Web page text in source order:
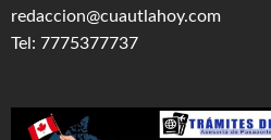
redaccion@cuautlahoy.com
Tel: 7775377737